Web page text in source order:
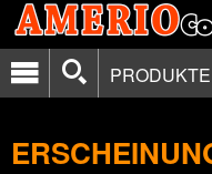
PRODUKTE